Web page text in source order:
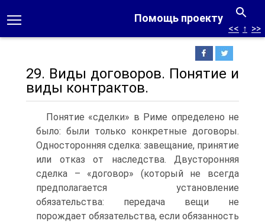
Помощь проекту
<< ↑ >>
29. Виды договоров. Понятие и
виды контрактов.
Понятие «сделки» в Риме определено не
было: были только конкретные договоры.
Односторонняя сделка: завещание, принятие
или отказ от наследства. Двусторонняя
сделка – «договор» (который не всегда
предполагается установление
обязательства: передача вещи не
порождает обязательства, если обязанность